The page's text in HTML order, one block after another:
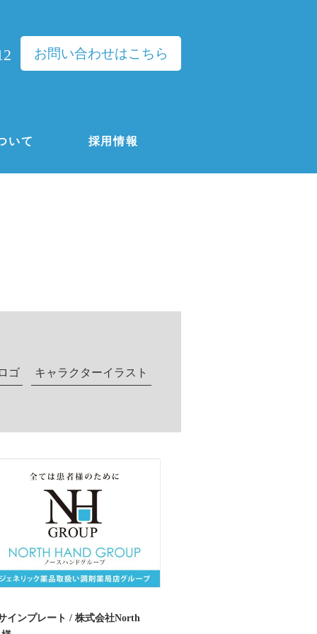
お問い合わせはこちら
いて 採用情報
ゴ キャラクターイラスト
インプレート / 株式会社North